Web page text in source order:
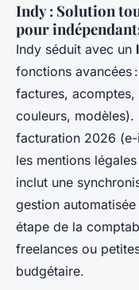
Indy : Solution
pour
Indy séduit avec un
fonctions avancées
factures,
couleurs,
facturation 2026
les mentions
inclut une
gestion
étape de la
freelances ou
budgétaire.